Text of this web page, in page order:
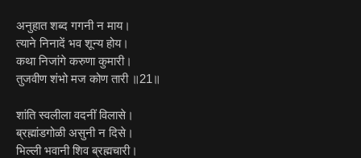
अनुहात शब्द गगनी न माय।
त्याने निनादें भव शून्य होय।
कथा निजांगे करुणा कुमारी।
तुजवीण शंभो मज कोण तारी ॥21॥
शांति स्वलीला वदनीं विलासे।
ब्रह्मांडगोळी असुनी न दिसे।
भिल्ली भवानी शिव ब्रह्मचारी।